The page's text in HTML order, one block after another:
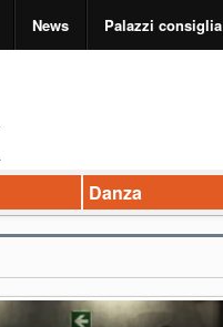
News Palazzi consiglia
Danza